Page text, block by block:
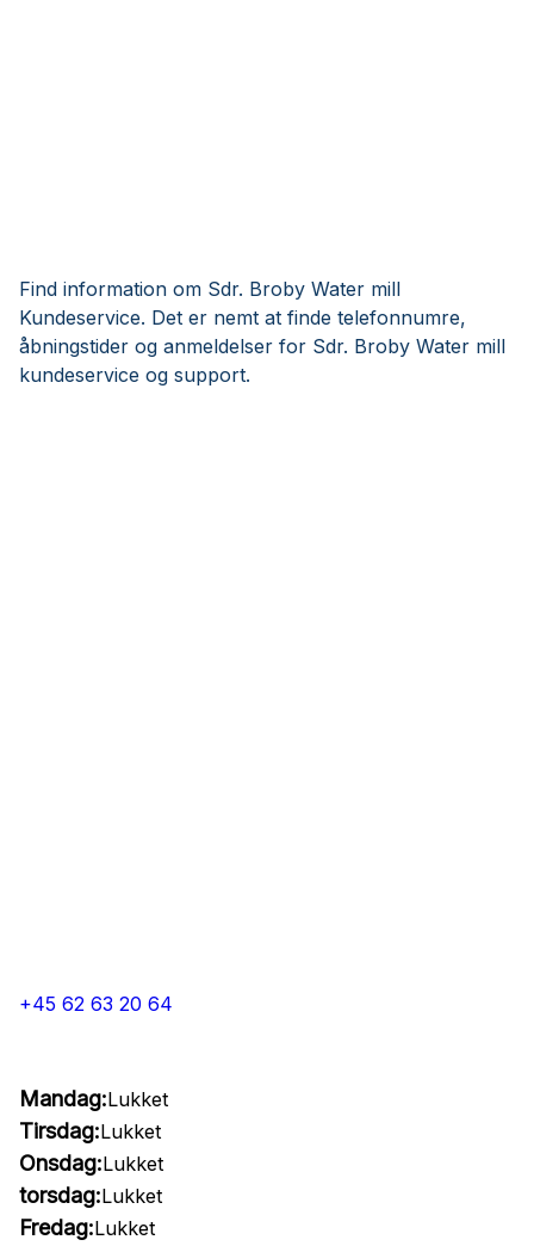
Find information om Sdr. Broby Water mill
Kundeservice. Det er nemt at finde telefonnumre,
åbningstider og anmeldelser for Sdr. Broby Water mill
kundeservice og support.
+45 62 63 20 64
Mandag:Lukket
Tirsdag:Lukket
Onsdag:Lukket
torsdag:Lukket
Fredag:Lukket